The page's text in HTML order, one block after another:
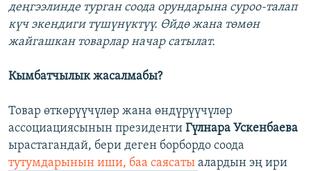
деңгээлинде турган соода орундарына суроо-талап
күч экендиги түшүнүктүү. Өйдө жана төмөн
жайгашкан товарлар начар сатылат.
Кымбатчылык жасалмабы?
Товар өткөрүүчүлөр жана өндүрүүчүлөр
ассоциациясынын президенти Гүлнара Ускенбаева
ырастагандай, бери деген борбордо соода
тутумдарынын иши, баа саясаты алардын эң ири